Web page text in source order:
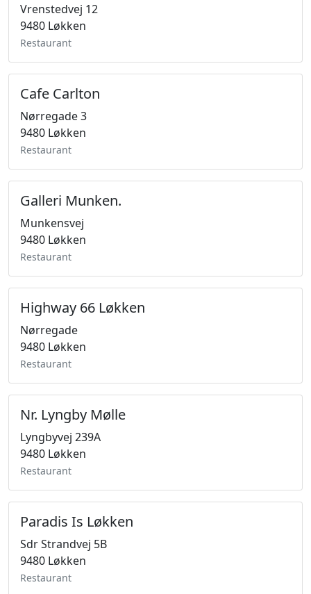
Vrenstedvej 12
9480 Løkken
Restaurant
Cafe Carlton
Nørregade 3
9480 Løkken
Restaurant
Galleri Munken.
Munkensvej
9480 Løkken
Restaurant
Highway 66 Løkken
Nørregade
9480 Løkken
Restaurant
Nr. Lyngby Mølle
Lyngbyvej 239A
9480 Løkken
Restaurant
Paradis Is Løkken
Sdr Strandvej 5B
9480 Løkken
Restaurant